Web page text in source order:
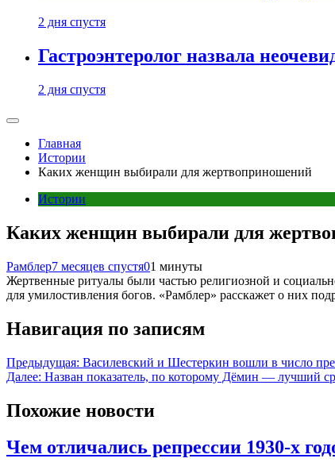
2 дня спустя
Гастроэнтеролог назвала
2 дня спустя
Главная
Истории
Каких женщин выбирали для жертвоприношений
Истории
Каких женщин выбирали для
Рамблер7 месяцев спустя01 минуты
Жертвенные ритуалы были частью религиозной и
для умилостивления богов. «‎Рамблер» расскажет о них
Навигация по записям
Предыдущая: Василевский и Шестеркин вошли в число
Далее: Назван показатель, по которому Дёмин — лучший
Похожие новости
Чем отличались репрессии 1930-х